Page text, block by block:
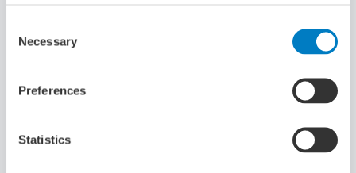
Selection
Necessary
Preferences
Statistics